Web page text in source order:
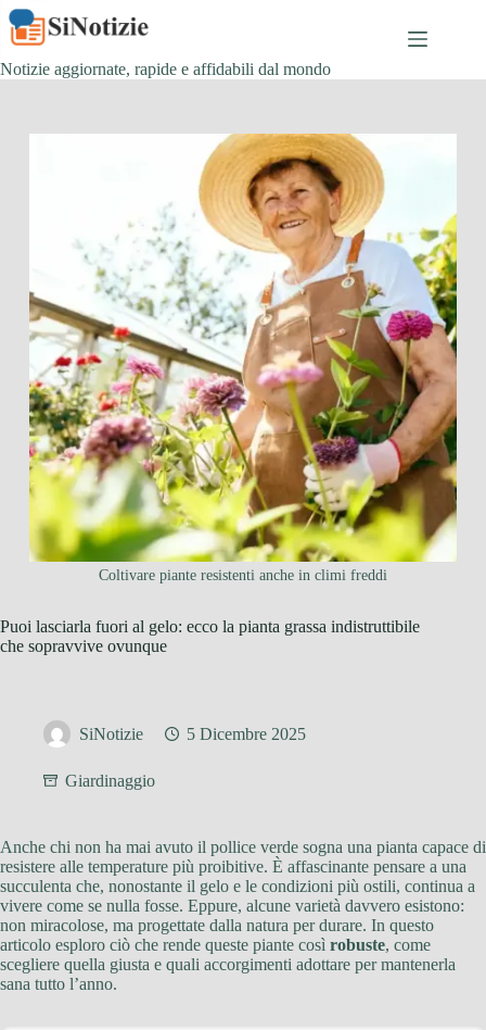
Salta
al
contenuto
Notizie aggiornate, rapide e affidabili dal mondo
Coltivare piante resistenti anche in climi freddi
Puoi lasciarla fuori al gelo: ecco la pianta grassa indistruttibile
che sopravvive ovunque
SiNotizie 5 Dicembre 2025
Giardinaggio
Anche chi non ha mai avuto il pollice verde sogna una pianta capace di
resistere alle temperature più proibitive. È affascinante pensare a una
succulenta che, nonostante il gelo e le condizioni più ostili, continua a
vivere come se nulla fosse. Eppure, alcune varietà davvero esistono:
non miracolose, ma progettate dalla natura per durare. In questo
articolo esploro ciò che rende queste piante così robuste, come
scegliere quella giusta e quali accorgimenti adottare per mantenerla
sana tutto l’anno.